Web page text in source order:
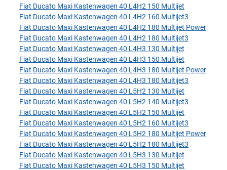
Fiat Ducato Maxi Kastenwagen 40 L4H2 150 Multijet
Fiat Ducato Maxi Kastenwagen 40 L4H2 160 Multijet3
Fiat Ducato Maxi Kastenwagen 40 L4H2 180 Multijet Power
Fiat Ducato Maxi Kastenwagen 40 L4H2 180 Multijet3
Fiat Ducato Maxi Kastenwagen 40 L4H3 130 Multijet
Fiat Ducato Maxi Kastenwagen 40 L4H3 150 Multijet
Fiat Ducato Maxi Kastenwagen 40 L4H3 180 Multijet Power
Fiat Ducato Maxi Kastenwagen 40 L4H3 180 Multijet3
Fiat Ducato Maxi Kastenwagen 40 L5H2 130 Multijet
Fiat Ducato Maxi Kastenwagen 40 L5H2 140 Multijet3
Fiat Ducato Maxi Kastenwagen 40 L5H2 150 Multijet
Fiat Ducato Maxi Kastenwagen 40 L5H2 160 Multijet3
Fiat Ducato Maxi Kastenwagen 40 L5H2 180 Multijet Power
Fiat Ducato Maxi Kastenwagen 40 L5H2 180 Multijet3
Fiat Ducato Maxi Kastenwagen 40 L5H3 130 Multijet
Fiat Ducato Maxi Kastenwagen 40 L5H3 150 Multijet